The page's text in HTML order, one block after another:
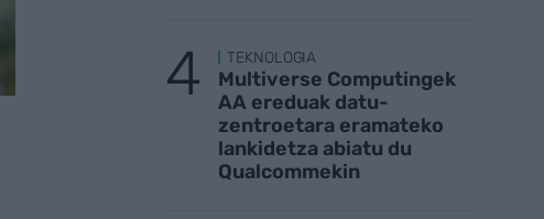
TEKNOLOGIA
Multiverse Computingek
AA ereduak datu-
zentroetara eramateko
lankidetza abiatu du
Qualcommekin